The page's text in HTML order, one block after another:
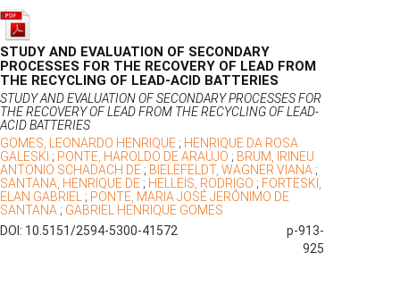
STUDY AND EVALUATION OF SECONDARY
PROCESSES FOR THE RECOVERY OF LEAD FROM
THE RECYCLING OF LEAD-ACID BATTERIES
STUDY AND EVALUATION OF SECONDARY PROCESSES FOR
THE RECOVERY OF LEAD FROM THE RECYCLING OF LEAD-
ACID BATTERIES
GOMES, LEONARDO HENRIQUE ; HENRIQUE DA ROSA
GALESKI ; PONTE, HAROLDO DE ARAÚJO ; BRUM, IRINEU
ANTONIO SCHADACH DE ; BIELEFELDT, WAGNER VIANA ;
SANTANA, HENRIQUE DE ; HELLEIS, RODRIGO ; FORTESKI,
ELAN GABRIEL ; PONTE, MARIA JOSÉ JERÔNIMO DE
SANTANA ; GABRIEL HENRIQUE GOMES
DOI: 10.5151/2594-5300-41572
p-913-
925